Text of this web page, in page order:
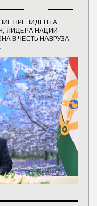
ПРЕЗИДЕНТА
ЛИДЕРА НАЦИИ
В ЧЕСТЬ НАВРУЗА